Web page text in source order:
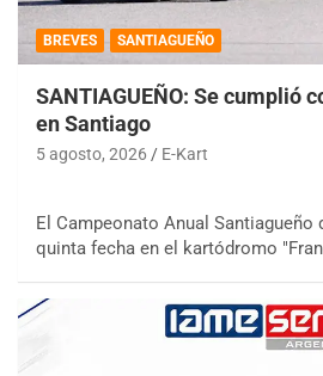
BREVES SANTIAGUEÑO
SANTIAGUEÑO: Se cumplió
en Santiago
5 agosto, 2026 E-Kart
El Campeonato Anual Santiagueño
quinta fecha en el kartódromo